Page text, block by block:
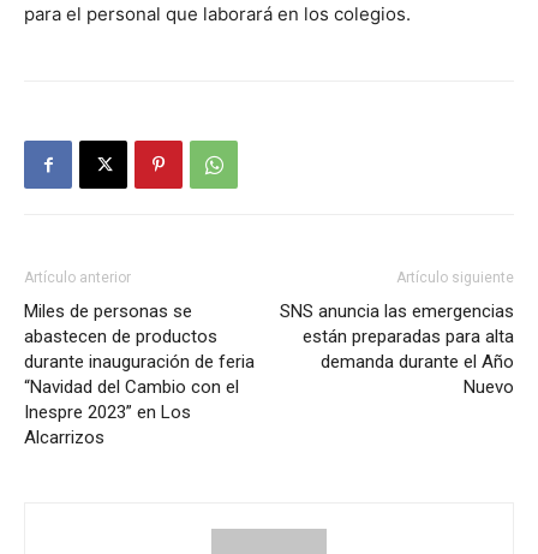
para el personal que laborará en los colegios.
Artículo anterior
Miles de personas se
abastecen de productos
durante inauguración de feria
“Navidad del Cambio con el
Inespre 2023” en Los
Alcarrizos
Artículo siguiente
SNS anuncia las emergencias
están preparadas para alta
demanda durante el Año
Nuevo